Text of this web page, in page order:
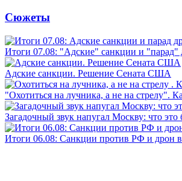
Сюжеты
Итоги 07.08: "Адские" санкции и "парад"
Адские санкции. Решение Сената США
"Охотиться на лучника, а не на стрелу".
Загадочный звук напугал Москву: что это
Итоги 06.08: Санкции против РФ и дрон